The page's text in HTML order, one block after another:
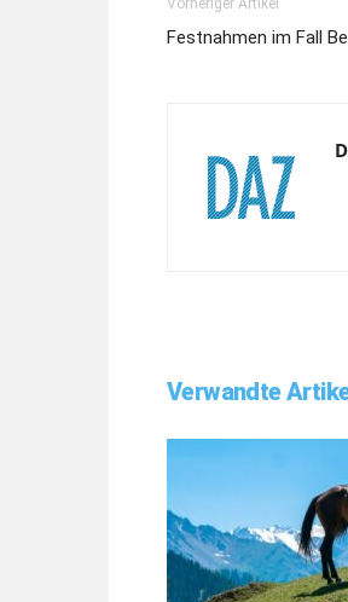
Vorheriger Artikel
Festnahmen im Fall
Verwandte